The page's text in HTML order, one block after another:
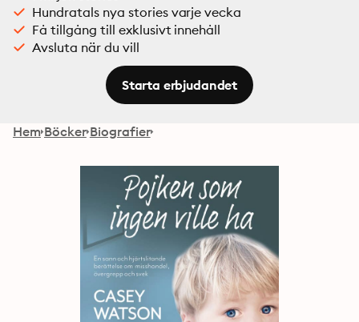
Hundratals nya stories varje vecka
Få tillgång till exklusivt innehåll
Avsluta när du vill
Starta erbjudandet
Hem Böcker Biografier